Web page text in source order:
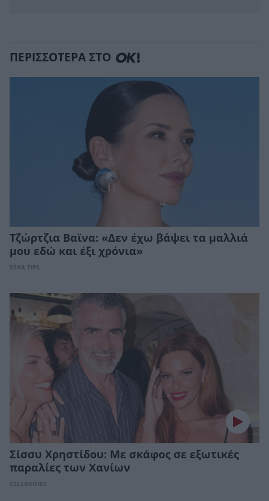
ΠΕΡΙΣΣΟΤΕΡΑ ΣΤΟ
Τζώρτζια Βαϊνα: «Δεν έχω βάψει τα μαλλιά
μου εδώ και έξι χρόνια»
STAR TIPS
Σίσσυ Χρηστίδου: Με σκάφος σε εξωτικές
παραλίες των Χανίων
CELEBRITIES